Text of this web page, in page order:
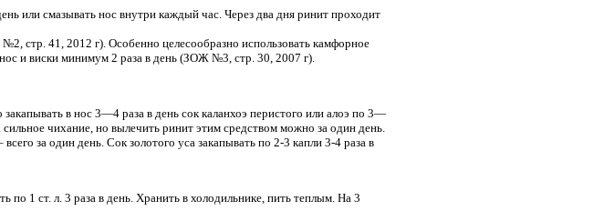
или смазывать нос внутри каждый час. Через два дня ринит проходит
стр. 41, 2012 г). Особенно целесообразно использовать камфорное
и виски минимум 2 раза в день (ЗОЖ №3, стр. 30, 2007 г).
в нос 3—4 раза в день сок каланхоэ перистого или алоэ по 3—
чихание, но вылечить ринит этим средством можно за один день.
за один день. Сок золотого уса закапывать по 2-3 капли 3-4 раза в
по 1 ст. л. 3 раза в день. Хранить в холодильнике, пить теплым. На 3